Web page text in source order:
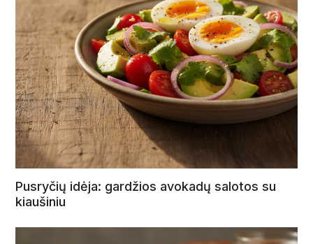
Pusryčių idėja: gardžios avokadų salotos su
kiaušiniu